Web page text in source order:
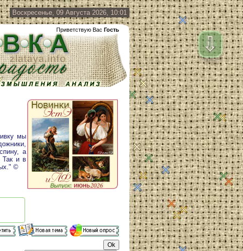
Воскресенье, 09 Августа 2026, 10:01
Приветствую Вас Гость
мы
а
Так и в
©
⇩